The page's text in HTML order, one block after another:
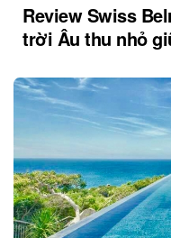
Review Swiss
trời Âu thu nhỏ